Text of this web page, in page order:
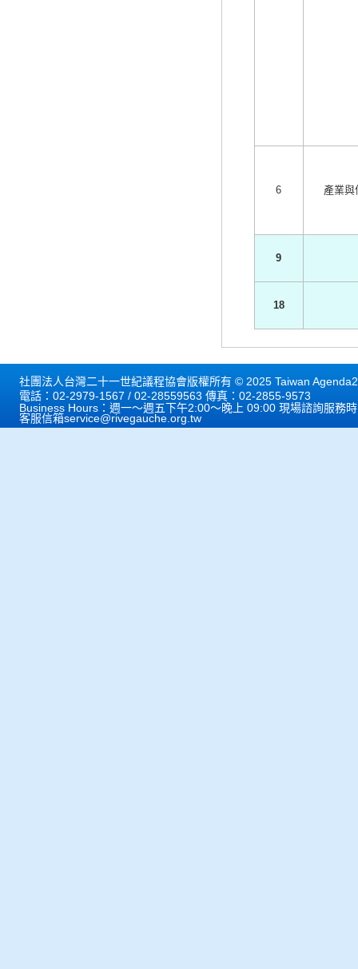
6 產業與
9
18
社團法人台灣二十一世紀議程協會版權所有 © 2025 Taiwan
電話：02-2979-1567 / 02-28559563 傳真：02-2855-9573
Business Hours：週一～週五下午2:00～晚上 09:00 現場諮詢服務
客服信箱service@rivegauche.org.tw